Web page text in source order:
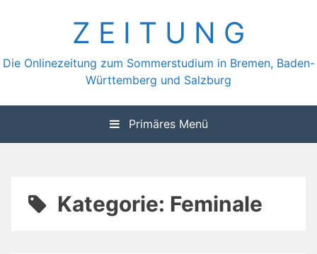
Z E I T U N G
Die Onlinezeitung zum Sommerstudium in Bremen, Baden-
Württemberg und Salzburg
Primäres Menü
Kategorie: Feminale